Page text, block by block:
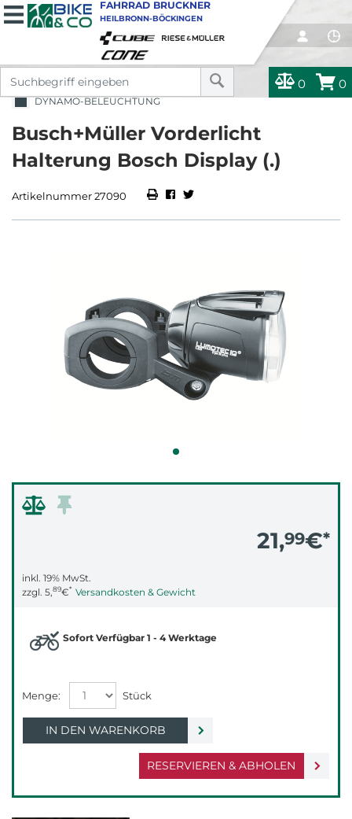
0 0
FAHRRAD BRUCKNER
HEILBRONN-BÖCKINGEN
DYNAMO-BELEUCHTUNG
Busch+Müller Vorderlicht
Halterung Bosch Display (.)
Artikelnummer 27090
21,99€*
inkl. 19% MwSt.
zzgl. 5,89€* Versandkosten & Gewicht
RESERVIEREN & ABHOLEN
Sofort Verfügbar 1 - 4 Werktage
IN DEN WARENKORB